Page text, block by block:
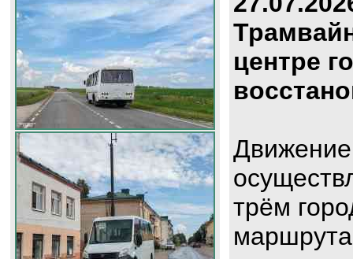
центре
Движение
трём